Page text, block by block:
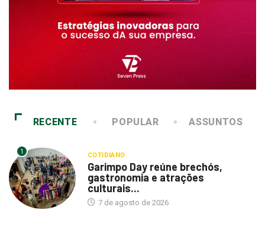
RECENTE POPULAR ASSUNTOS
1 COTIDIANO
Garimpo Day reúne brechós,
gastronomia e atrações
culturais...
7 de agosto de 2026